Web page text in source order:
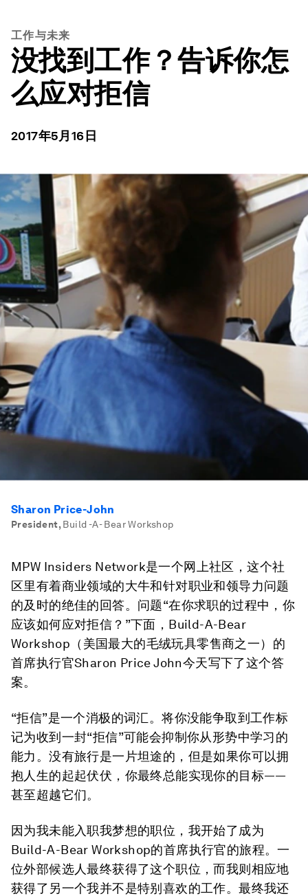
工作与未来
没找到工作？告诉你怎
么应对拒信
2017年5月16日
Sharon Price-John
President, Build -A- Bear Workshop
MPW Insiders Network是一个网上社区，这个社
区里有着商业领域的大牛和针对职业和领导力问题
的及时的绝佳的回答。问题“在你求职的过程中，你
应该如何应对拒信？”下面，Build-A-Bear
Workshop（美国最大的毛绒玩具零售商之一）的
首席执行官Sharon Price John今天写下了这个答
案。
“拒信”是一个消极的词汇。将你没能争取到工作标
记为收到一封“拒信”可能会抑制你从形势中学习的
能力。没有旅行是一片坦途的，但是如果你可以拥
抱人生的起起伏伏，你最终总能实现你的目标——
甚至超越它们。
因为我未能入职我梦想的职位，我开始了成为
Build-A-Bear Workshop的首席执行官的旅程。一
位外部候选人最终获得了这个职位，而我则相应地
获得了另一个我并不是特别喜欢的工作。最终我还